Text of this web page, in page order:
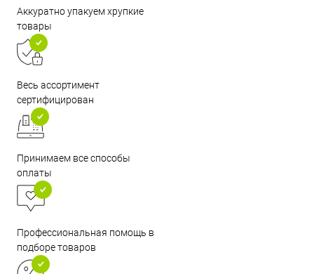
Аккуратно упакуем хрупкие
товары
Весь ассортимент
сертифицирован
Принимаем все способы
оплаты
Профессиональная помощь в
подборе товаров